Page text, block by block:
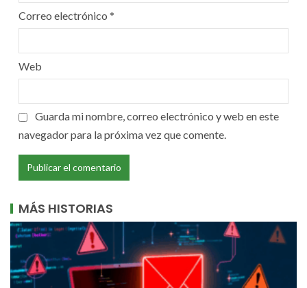
Correo electrónico *
Web
Guarda mi nombre, correo electrónico y web en este
navegador para la próxima vez que comente.
MÁS HISTORIAS